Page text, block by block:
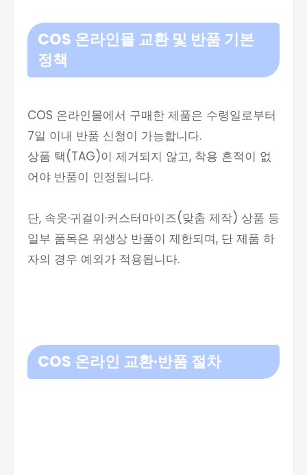
COS 온라인몰 교환 및 반품 기본
정책
COS 온라인몰에서 구매한 제품은 수령일로부터
7일 이내 반품 신청이 가능합니다.
상품 택(TAG)이 제거되지 않고, 착용 흔적이 없
어야 반품이 인정됩니다.
단, 속옷·귀걸이·커스터마이즈(맞춤 제작) 상품 등
일부 품목은 위생상 반품이 제한되며, 단 제품 하
자의 경우 예외가 적용됩니다.
COS 온라인 교환·반품 절차